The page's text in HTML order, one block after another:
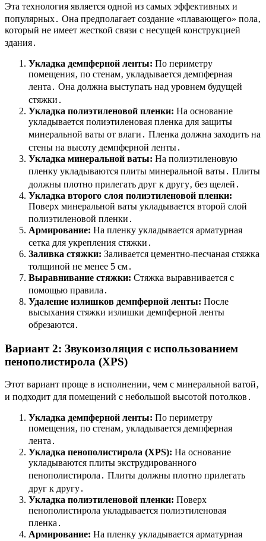
Эта технология является одной из самых эффективных и
популярных․ Она предполагает создание «плавающего» пола‚
который не имеет жесткой связи с несущей конструкцией
здания․
Укладка демпферной ленты: По периметру
помещения‚ по стенам‚ укладывается демпферная
лента․ Она должна выступать над уровнем будущей
стяжки․
Укладка полиэтиленовой пленки: На основание
укладывается полиэтиленовая пленка для защиты
минеральной ваты от влаги․ Пленка должна заходить на
стены на высоту демпферной ленты․
Укладка минеральной ваты: На полиэтиленовую
пленку укладываются плиты минеральной ваты․ Плиты
должны плотно прилегать друг к другу‚ без щелей․
Укладка второго слоя полиэтиленовой пленки:
Поверх минеральной ваты укладывается второй слой
полиэтиленовой пленки․
Армирование: На пленку укладывается арматурная
сетка для укрепления стяжки․
Заливка стяжки: Заливается цементно-песчаная стяжка
толщиной не менее 5 см․
Выравнивание стяжки: Стяжка выравнивается с
помощью правила․
Удаление излишков демпферной ленты: После
высыхания стяжки излишки демпферной ленты
обрезаются․
Вариант 2: Звукоизоляция с использованием
пенополистирола (XPS)
Этот вариант проще в исполнении‚ чем с минеральной ватой‚
и подходит для помещений с небольшой высотой потолков․
Укладка демпферной ленты: По периметру
помещения‚ по стенам‚ укладывается демпферная
лента․
Укладка пенополистирола (XPS): На основание
укладываются плиты экструдированного
пенополистирола․ Плиты должны плотно прилегать
друг к другу․
Укладка полиэтиленовой пленки: Поверх
пенополистирола укладывается полиэтиленовая
пленка․
Армирование: На пленку укладывается арматурная